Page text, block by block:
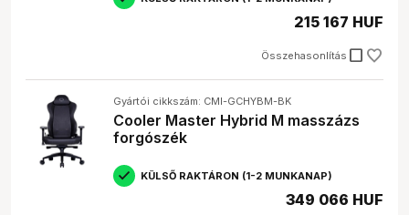
Összehasonlítás check_box_outline_blank
215 167 HUF
Gyártói cikkszám: CMI-GCHYBM-BK
Cooler Master Hybrid M masszázs
forgószék
KÜLSŐ RAKTÁRON (1-2 MUNKANAP)
349 066 HUF